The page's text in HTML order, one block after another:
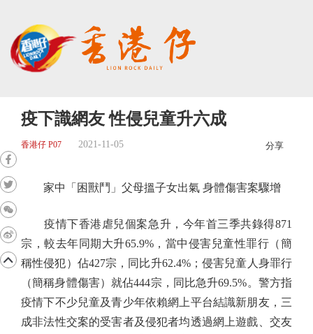
疫下識網友 性侵兒童升六成
香港仔 P07 2021-11-05 分享
家中「困獸鬥」父母搵子女出氣 身體傷害案驟增
疫情下香港虐兒個案急升，今年首三季共錄得871
宗，較去年同期大升65.9%，當中侵害兒童性罪行（簡
稱性侵犯）佔427宗，同比升62.4%；侵害兒童人身罪行
（簡稱身體傷害）就佔444宗，同比急升69.5%。警方指
疫情下不少兒童及青少年依賴網上平台結識新朋友，三
成非法性交案的受害者及侵犯者均透過網上遊戲、交友